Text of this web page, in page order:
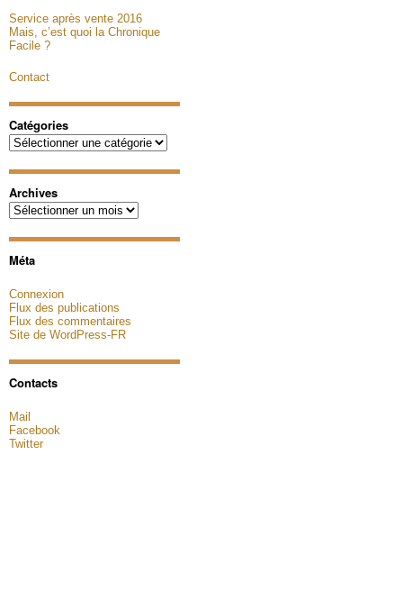
Service après vente 2016
Mais, c’est quoi la Chronique
Facile ?
Contact
Catégories
Catégories
Archives
Archives
Méta
Connexion
Flux des publications
Flux des commentaires
Site de WordPress-FR
Contacts
Mail
Facebook
Twitter